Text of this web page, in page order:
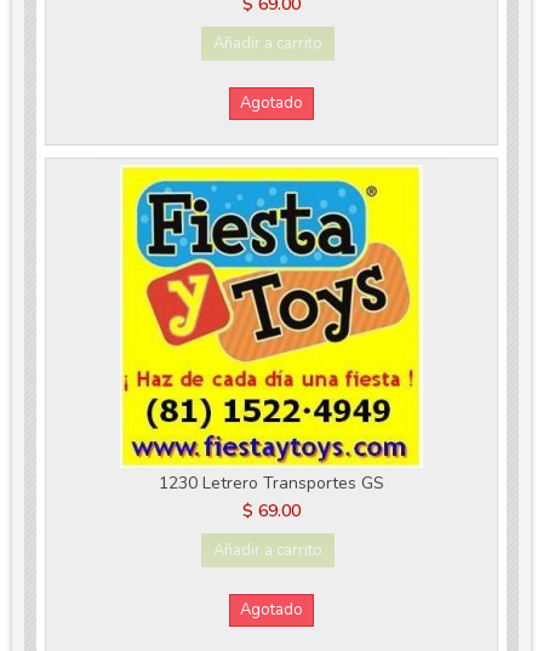
Añadir a carrito
Agotado
1230 Letrero Transportes GS
$ 69.00
Añadir a carrito
Agotado